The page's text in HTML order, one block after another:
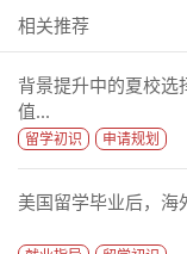
相关推荐
背景提升中的夏校选
值...
留学初识 申请规划
美国留学毕业后，海